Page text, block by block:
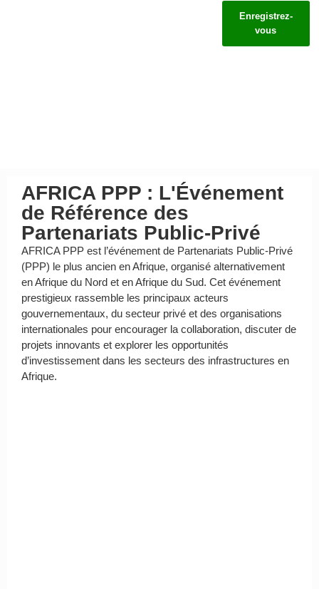
Enregistrez-
vous
AFRICA PPP : L'Événement
de Référence des
Partenariats Public-Privé
AFRICA PPP est l’événement de Partenariats Public-Privé
(PPP) le plus ancien en Afrique, organisé alternativement
en Afrique du Nord et en Afrique du Sud. Cet événement
prestigieux rassemble les principaux acteurs
gouvernementaux, du secteur privé et des organisations
internationales pour encourager la collaboration, discuter de
projets innovants et explorer les opportunités
d’investissement dans les secteurs des infrastructures en
Afrique.